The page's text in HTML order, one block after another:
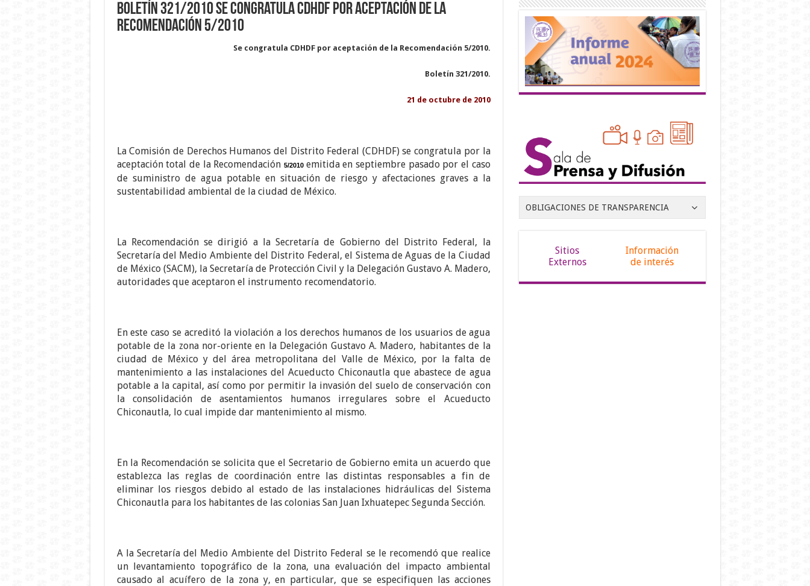
Boletín 321/2010 Se congratula CDHDF por aceptación de la
Recomendación 5/2010
Se congratula CDHDF por aceptación de la Recomendación 5/2010.
Boletín 321/2010.
21 de octubre de 2010
La Comisión de Derechos Humanos del Distrito Federal (CDHDF) se congratula por la
aceptación total de la Recomendación 5/2010 emitida en septiembre pasado por el caso
de suministro de agua potable en situación de riesgo y afectaciones graves a la
sustentabilidad ambiental de la ciudad de México.
La Recomendación se dirigió a la Secretaría de Gobierno del Distrito Federal, la
Secretaría del Medio Ambiente del Distrito Federal, el Sistema de Aguas de la Ciudad
de México (SACM), la Secretaría de Protección Civil y la Delegación Gustavo A. Madero,
autoridades que aceptaron el instrumento recomendatorio.
En este caso se acreditó la violación a los derechos humanos de los usuarios de agua
potable de la zona nor-oriente en la Delegación Gustavo A. Madero, habitantes de la
ciudad de México y del área metropolitana del Valle de México, por la falta de
mantenimiento a las instalaciones del Acueducto Chiconautla que abastece de agua
potable a la capital, así como por permitir la invasión del suelo de conservación con
la consolidación de asentamientos humanos irregulares sobre el Acueducto
Chiconautla, lo cual impide dar mantenimiento al mismo.
En la Recomendación se solicita que el Secretario de Gobierno emita un acuerdo que
establezca las reglas de coordinación entre las distintas responsables a fin de
eliminar los riesgos debido al estado de las instalaciones hidráulicas del Sistema
Chiconautla para los habitantes de las colonias San Juan Ixhuatepec Segunda Sección.
A la Secretaría del Medio Ambiente del Distrito Federal se le recomendó que realice
un levantamiento topográfico de la zona, una evaluación del impacto ambiental
causado al acuífero de la zona y, en particular, que se especifiquen las acciones
OBLIGACIONES DE TRANSPARENCIA
Sitios
Externos
Información
de interés